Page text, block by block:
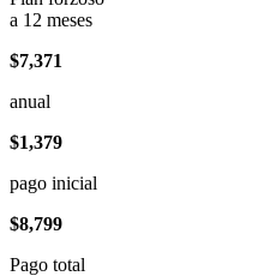
a 12 meses
$7,371
anual
$1,379
pago inicial
$8,799
Pago total